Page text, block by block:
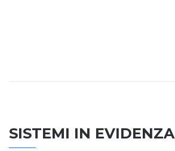
SISTEMI IN EVIDENZA